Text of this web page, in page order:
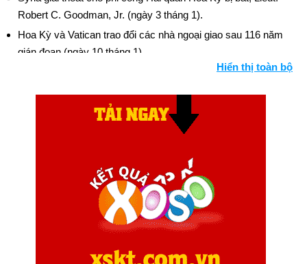
Robert C. Goodman, Jr. (ngày 3 tháng 1).
Hoa Kỳ và Vatican trao đổi các nhà ngoại giao sau 116 năm
gián đoạn (ngày 10 tháng 1).
Reagan ra lệnh cho Thủy quân lục chiến Hoa Kỳ rút khỏi lực
Yuri V. Andropov qua đời ở tuổi 69; Konstantin U. Chernenko,
72 tuổi, được mệnh danh là nhà lãnh đạo Liên Xô (ngày 9
Ý và Vatican đồng ý chấm dứt Công giáo La Mã là quốc giáo
Liên Xô rút khỏi Thế vận hội mùa hè ở Hoa Kỳ và các quốc gia
trong khối khác theo sau (ngày 7 tháng 5 và tiếp theo).
José Napoleón Duarte, người ôn hòa, được bầu làm tổng
Hiển thị toàn bộ